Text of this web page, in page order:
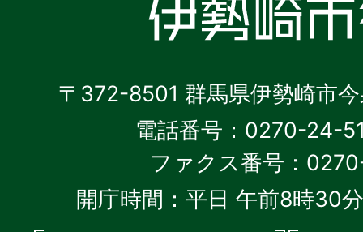
〒372-8501 群馬県伊勢崎市
電話番号：0270-24-
ファクス番号：
開庁時間：平日 午前8時30